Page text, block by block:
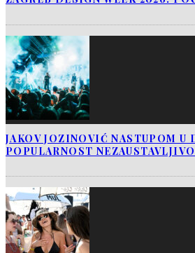
JAKOV JOZINOVIĆ NASTUPOM U
POPULARNOST